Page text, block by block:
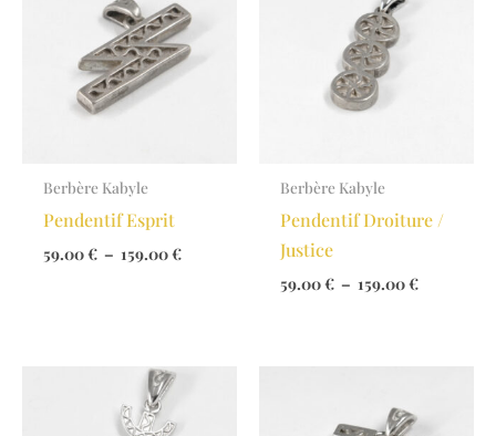
Berbère Kabyle
Pendentif Esprit
59.00€ – 159.00€Plage
Berbère Kabyle
Pendentif Droiture /
Justice
59.00€ – 159.00€Plage